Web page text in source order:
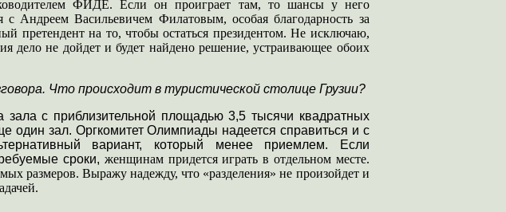
ФИДЕ. Если он проиграет там, то шансы у него
Андреем Васильевичем Филатовым, особая благодарность за
претендент на то, чтобы остаться президентом.Не исключаю,
дело не дойдет и будет найдено решение, устраивающее обоих
Что происходит в туристической столице Грузии?
с приблизительной площадью 3,5 тысячи квадратных
один зал. Оргкомитет Олимпиады надеется справиться и с
вариант, который менее приемлем. Если
сроки, женщинам придется играть в отдельном месте.
размеров. Выражу надежду, что «разделения» не произойдет и